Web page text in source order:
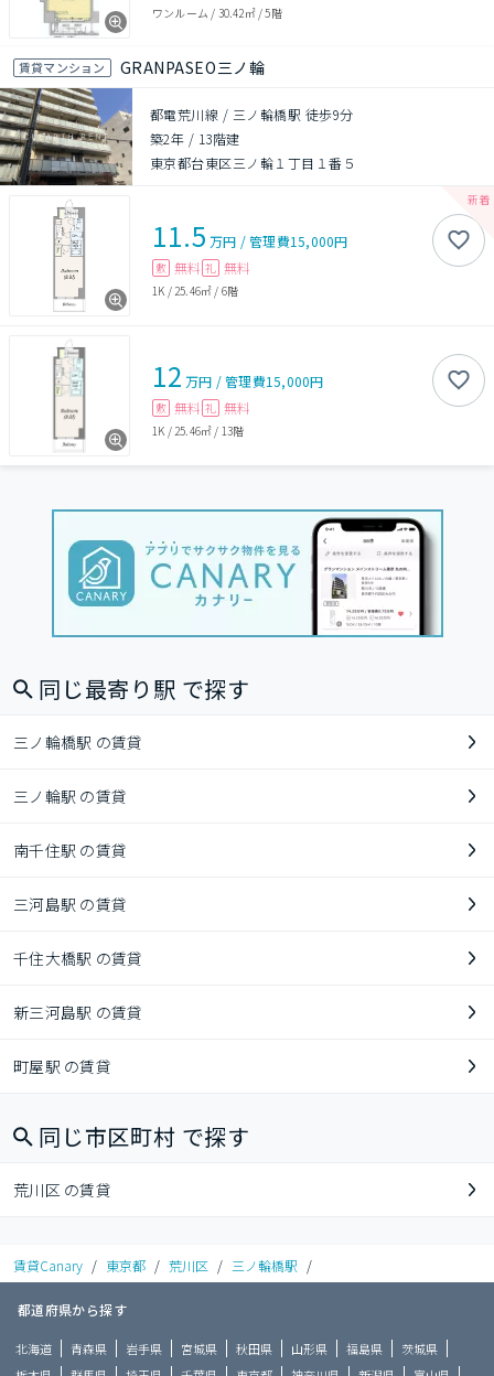
ワンルーム / 30.42㎡/5階
賃貸マンション GRANPASEO三ノ輪
都電荒川線 / 三ノ輪橋駅 徒歩9分
築2年 / 13階建
東京都台東区三ノ輪１丁目１番５
11.5 万円 /管理費15,000円
敷 無料 礼 無料
1K / 25.46㎡ / 6階
12 万円 /管理費15,000円
敷 無料 礼 無料
1K / 25.46㎡ / 13階
同じ最寄り駅 で探す
三ノ輪橋駅 の賃貸
三ノ輪駅 の賃貸
南千住駅 の賃貸
三河島駅 の賃貸
千住大橋駅 の賃貸
新三河島駅 の賃貸
町屋駅 の賃貸
同じ市区町村 で探す
荒川区 の賃貸
賃貸Canary / 東京都 / 荒川区 / 三ノ輪橋駅 /
都道府県から探す
北海道 青森県 岩手県 宮城県 秋田県 山形県 福島県
茨城県